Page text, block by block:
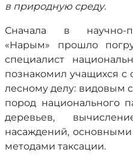
в природную среду.
Сначала в научно-
«Нарым» прошло
специалист
познакомил учащихся
лесному делу: видовым
пород национального
деревьев,
насаждений,
методами таксации.